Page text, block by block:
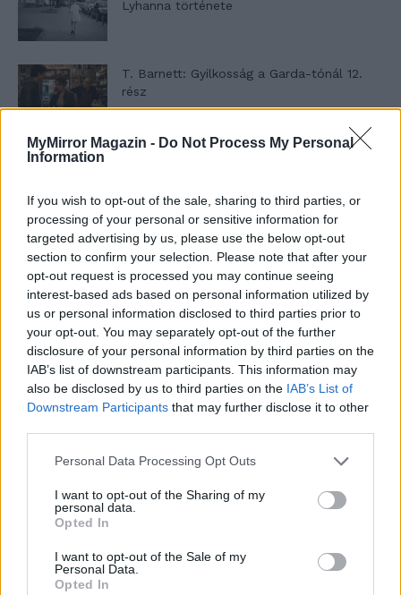
MyMirror Magazin - Do Not Process My Personal
Information
If you wish to opt-out of the sale, sharing to third parties, or
processing of your personal or sensitive information for
targeted advertising by us, please use the below opt-out
section to confirm your selection. Please note that after your
opt-out request is processed you may continue seeing
interest-based ads based on personal information utilized by
us or personal information disclosed to third parties prior to
your opt-out. You may separately opt-out of the further
disclosure of your personal information by third parties on the
IAB’s list of downstream participants. This information may
also be disclosed by us to third parties on the IAB’s List of
Downstream Participants that may further disclose it to other
Personal Data Processing Opt Outs
I want to opt-out of the Sharing of my
personal data.
Opted In
I want to opt-out of the Sale of my
Personal Data.
Opted In
Lyhanna története
T. Barnett: Gyilkosság a Garda-tónál 12.
rész
Minka 10. rész
Minka 9. rész
Máltai kaland 7.
10 tanács, ha jobban akarod érezni magad